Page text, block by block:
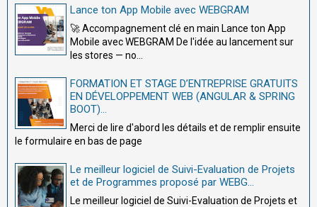
Lance ton App Mobile avec WEBGRAM
🚀 Accompagnement clé en main Lance ton App
Mobile avec WEBGRAM De l'idée au lancement sur
les stores — no...
FORMATION ET STAGE D’ENTREPRISE GRATUITS
EN DÉVELOPPEMENT WEB (ANGULAR & SPRING
BOOT)...
Merci de lire d'abord les détails et de remplir ensuite
le formulaire en bas de page
Le meilleur logiciel de Suivi-Evaluation de Projets
et de Programmes proposé par WEBG...
Le meilleur logiciel de Suivi-Evaluation de Projets et